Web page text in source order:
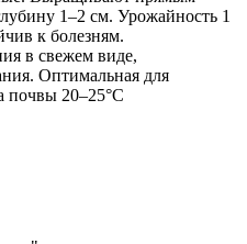
1–2 см. Урожайность 1
к болезням.
в свежем виде,
Оптимальная для
почвы 20–25°С